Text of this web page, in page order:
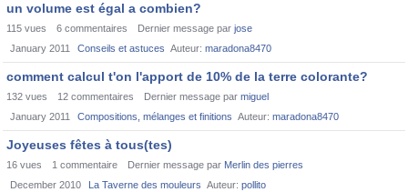
un volume est égal a combien?
115 vues 6 commentaires Dernier message par jose
January 2011
Conseils et astuces Auteur: maradona8470
comment calcul t'on l'apport de 10% de la terre colorante?
132 vues 12 commentaires Dernier message par miguel
January 2011
Compositions, mélanges et finitions Auteur: maradona8470
Joyeuses fêtes à tous(tes)
16 vues 1 commentaire Dernier message par Merlin des pierres
December 2010
La Taverne des mouleurs Auteur: pollito